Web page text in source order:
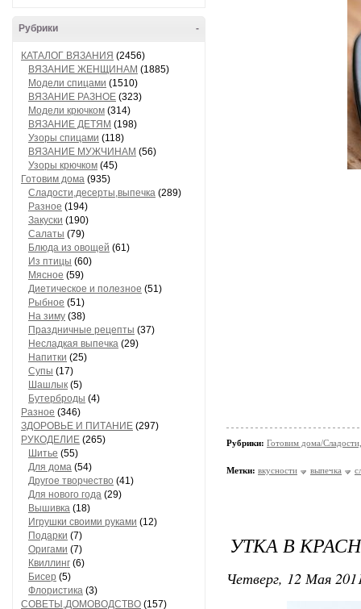
-
Рубрики
КАТАЛОГ ВЯЗАНИЯ (2456)
ВЯЗАНИЕ ЖЕНЩИНАМ (1885)
Модели спицами (1510)
ВЯЗАНИЕ РАЗНОЕ (323)
Модели крючком (314)
ВЯЗАНИЕ ДЕТЯМ (198)
Узоры спицами (118)
ВЯЗАНИЕ МУЖЧИНАМ (56)
Узоры крючком (45)
Готовим дома (935)
Сладости,десерты,выпечка (289)
Разное (194)
Закуски (190)
Салаты (79)
Блюда из овощей (61)
Из птицы (60)
Мясное (59)
Диетическое и полезное (51)
Рыбное (51)
На зиму (38)
Праздничные рецепты (37)
Несладкая выпечка (29)
Напитки (25)
Супы (17)
Шашлык (5)
Бутерброды (4)
Разное (346)
ЗДОРОВЬЕ И ПИТАНИЕ (297)
РУКОДЕЛИЕ (265)
Шитье (55)
Для дома (54)
Другое творчество (41)
Для нового года (29)
Вышивка (18)
Игрушки своими руками (12)
Подарки (7)
Оригами (7)
Квиллинг (6)
Бисер (5)
Флористика (3)
СОВЕТЫ,ДОМОВОДСТВО (157)
Рубрики: Готовим дома/
Метки: вкусности выпечка
УТКА В
Четверг, 12 Мая